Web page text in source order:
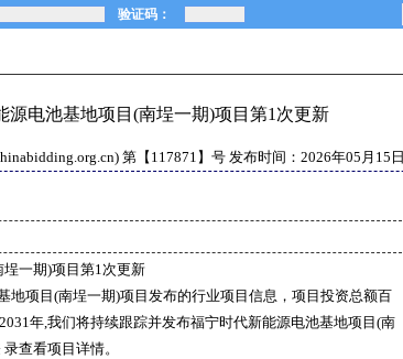
源电池基地项目(南埕一期)项目第1次更新
第【 117871 】号 发布时间： 2026年05月15日
一期)项目第1次更新
地项目(南埕一期)项目发布的行业项目信息，项目投资总额百
年,我们将持续跟踪并发布福宁时代新能源电池基地项目(南
查看项目详情。